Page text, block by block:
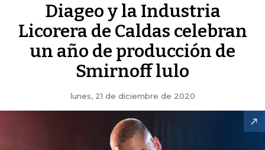
Diageo y la Industria
Licorera de Caldas celebran
un año de producción de
Smirnoff lulo
lunes, 21 de diciembre de 2020